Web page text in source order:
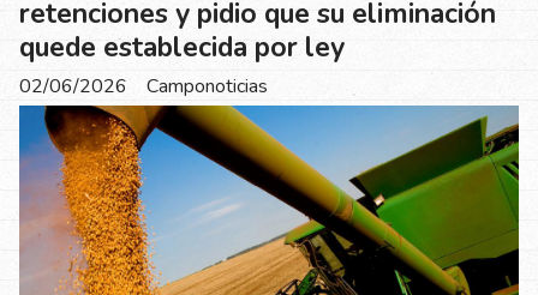
retenciones y pidio que su eliminación
quede establecida por ley
Camponoticias
02/06/2026